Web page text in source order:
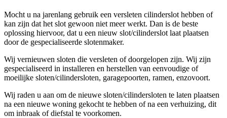
Mocht u na jarenlang gebruik een versleten cilinderslot hebben of
kan zijn dat het slot gewoon niet meer werkt. Dan is de beste
oplossing hiervoor, dat u een nieuw slot/cilinderslot laat plaatsen
door de gespecialiseerde slotenmaker.
Wij vernieuwen sloten die versleten of doorgelopen zijn. Wij zijn
gespecialiseerd in installeren en herstellen van eenvoudige of
moeilijke sloten/cilindersloten, garagepoorten, ramen, enzovoort.
Wij raden u aan om de nieuwe sloten/cilindersloten te laten plaatsen
na een nieuwe woning gekocht te hebben of na een verhuizing, dit
om inbraak of diefstal te voorkomen.